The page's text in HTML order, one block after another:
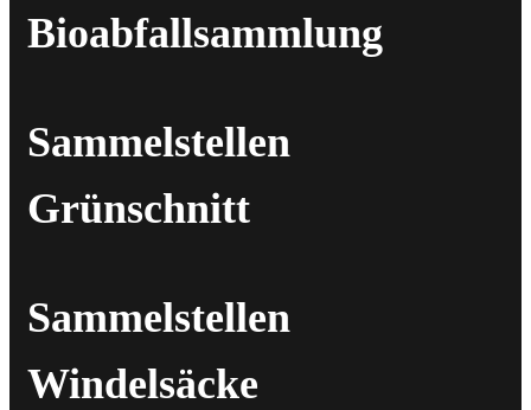
Bioabfallsammlung
Sammelstellen
Grünschnitt
Sammelstellen
Windelsäcke